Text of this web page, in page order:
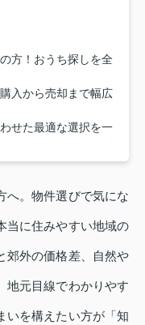
方！おうち探しを全
入から売却まで幅広
せた最適な選択を一
へ。物件選びで気にな
当に住みやすい地域の
郊外の価格差、自然や
地元目線でわかりやす
いを構えたい方が「知